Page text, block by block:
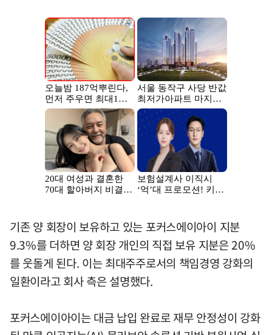
기존 양 회장이 보유하고 있는 포커스에이아이 지분
9.3%를 더하면 양 회장 개인의 직접 보유 지분은 20%
를 웃돌게 된다. 이는 최대주주로서의 책임경영 강화의
일환이라고 회사 측은 설명했다.
포커스에이아이는 대금 납입 완료로 재무 안정성이 강화